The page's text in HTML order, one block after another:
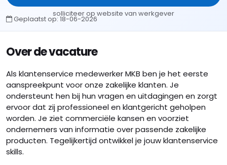
solliciteer op website van werkgever
Geplaatst op:18-06-2026
Over de vacature
Als klantenservice medewerker MKB ben je het eerste
aanspreekpunt voor onze zakelijke klanten. Je
ondersteunt hen bij hun vragen en uitdagingen en zorgt
ervoor dat zij professioneel en klantgericht geholpen
worden. Je ziet commerciële kansen en voorziet
ondernemers van informatie over passende zakelijke
producten. Tegelijkertijd ontwikkel je jouw klantenservice
skills.